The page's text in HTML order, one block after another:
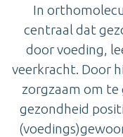
In
centraal dat
door voeding,
veerkracht. Door
zorgzaam om te
gezondheid